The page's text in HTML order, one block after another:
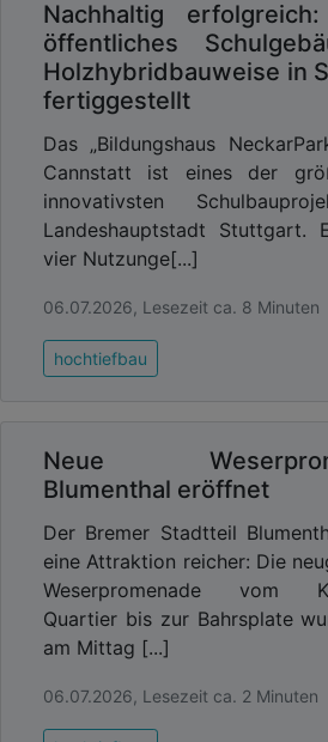
Nachhaltig
öffentliches
Holzhybridbauweise in
fertiggestellt
Das „Bildungshaus
Cannstatt ist eines der
innovativsten
Landeshauptstadt Stuttgart.
vier Nutzunge[...]
06.07.2026, Lesezeit ca. 8 Minuten
hochtiefbau
Neue
Blumenthal eröffnet
Der Bremer Stadtteil
eine Attraktion reicher: Die
Weserpromenade vom
Quartier bis zur Bahrsplate
am Mittag [...]
06.07.2026, Lesezeit ca. 2 Minuten